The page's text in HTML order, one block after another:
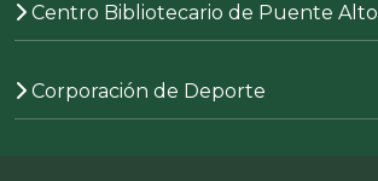
Centro Bibliotecario de Puente Alto
Corporación de Deporte